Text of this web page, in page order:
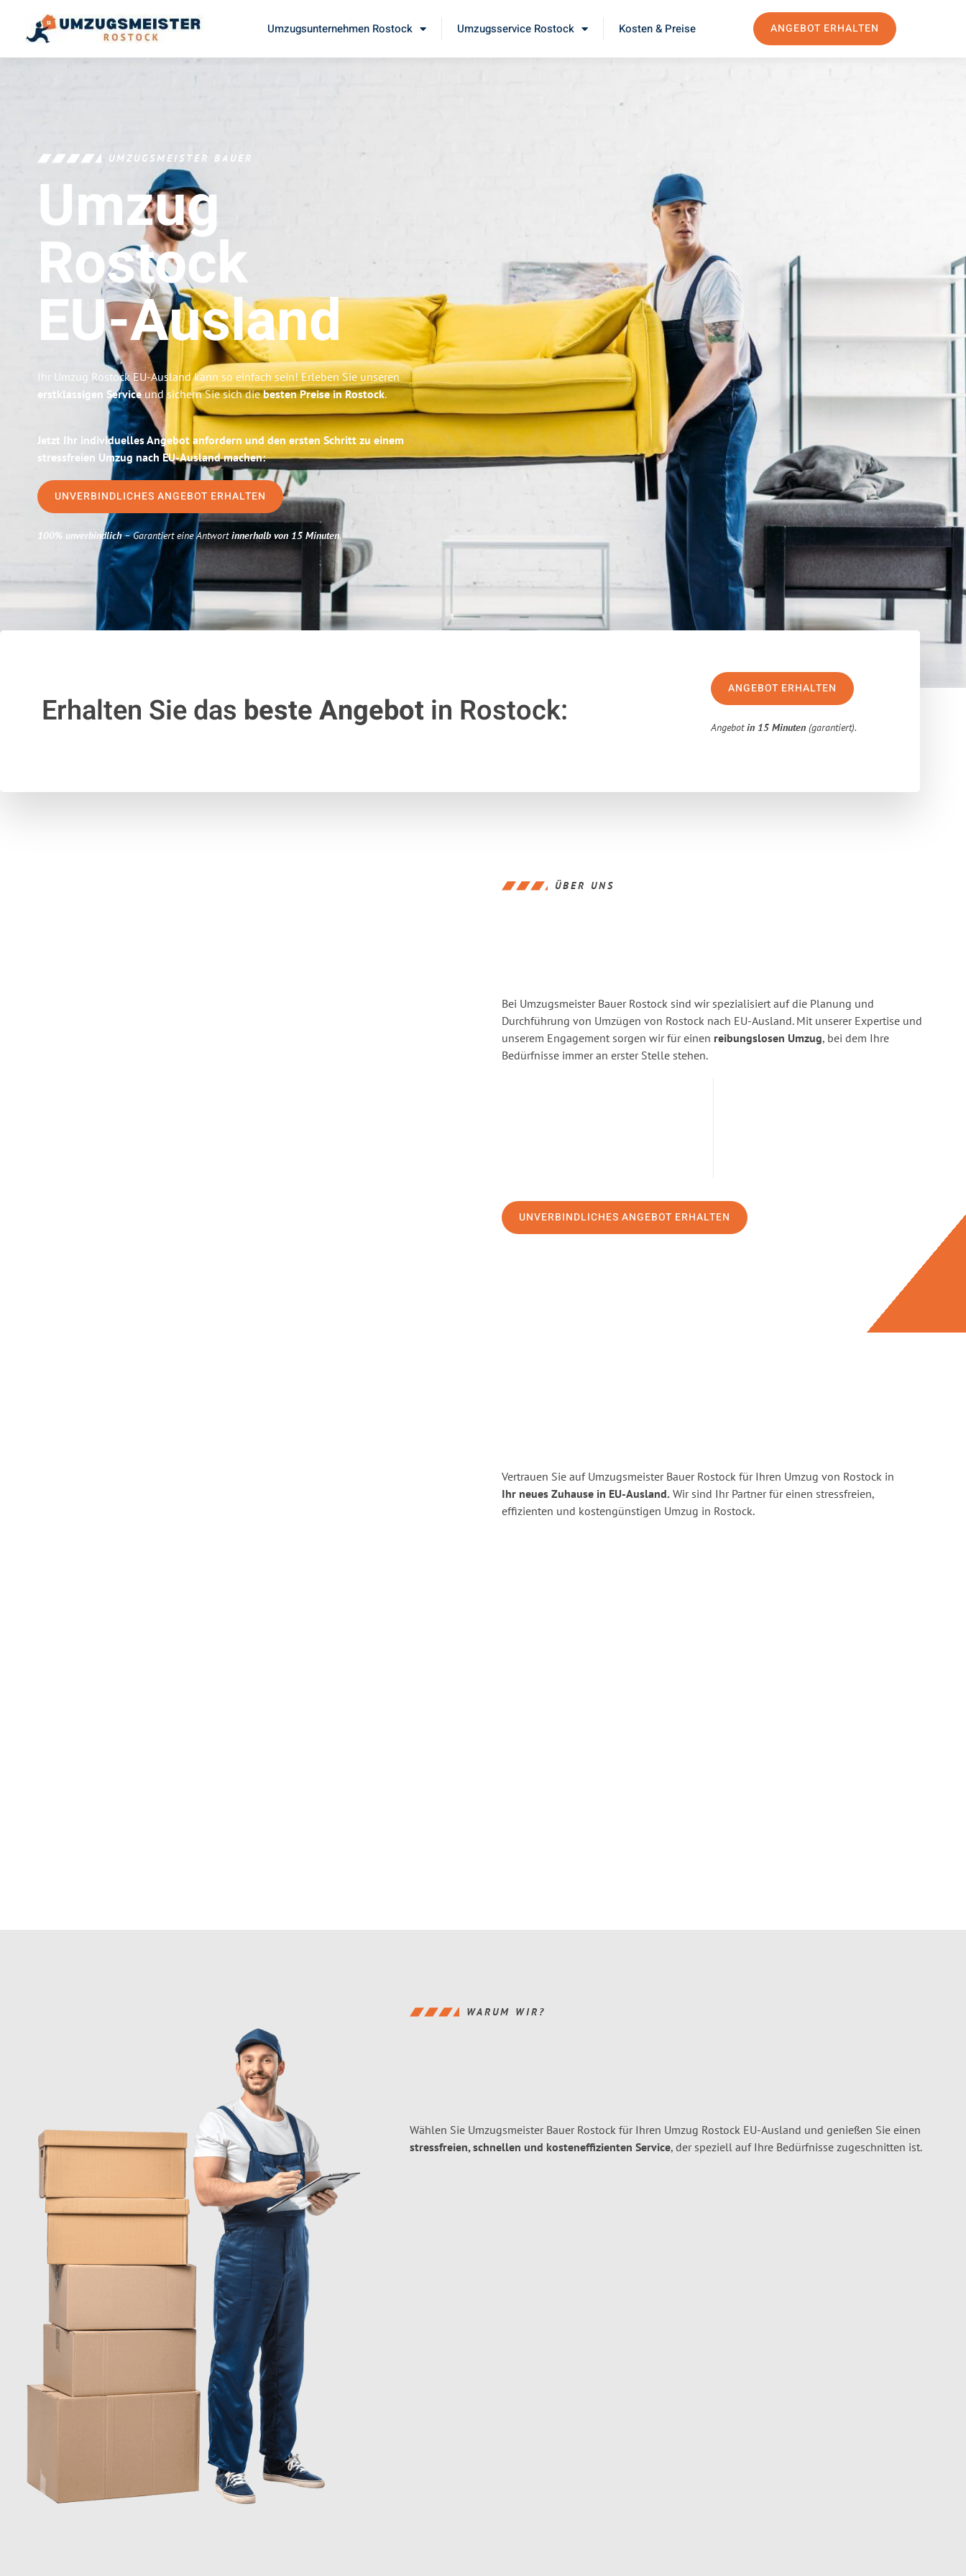
Umzugsunternehmen Rostock Umzugsservice Rostock Kosten & Preise ANGEBOT ERHALTEN
UMZUGSMEISTER BAUER
Umzug
Rostock
EU-Ausland
Ihr Umzug Rostock EU-Ausland kann so einfach sein! Erleben Sie unseren
erstklassigen Serviceund sichern Sie sich diebesten Preise in Rostock.
Jetzt Ihr individuelles Angebot anfordern und den ersten Schritt zu einem
stressfreien Umzug nach EU-Ausland machen:
UNVERBINDLICHES ANGEBOT ERHALTEN
100% unverbindlich– Garantiert eine Antwortinnerhalb von 15 Minuten.
Erhalten Sie das beste Angebotin Rostock:
ANGEBOT ERHALTEN
Angebotin 15 Minuten (garantiert).
ÜBER UNS
Bei Umzugsmeister Bauer Rostock sind wir spezialisiert auf die Planung und
Durchführung von Umzügen von Rostock nach EU-Ausland. Mit unserer Expertise und
unserem Engagement sorgen wir für einen reibungslosen Umzug, bei dem Ihre
Bedürfnisse immer an erster Stelle stehen.
UNVERBINDLICHES ANGEBOT ERHALTEN
Vertrauen Sie auf Umzugsmeister Bauer Rostock für Ihren Umzug von Rostock in
Ihr neues Zuhause in EU-Ausland. Wir sind Ihr Partner für einen stressfreien,
effizienten und kostengünstigen Umzug in Rostock.
WARUM WIR?
Wählen Sie Umzugsmeister Bauer Rostock für Ihren Umzug Rostock EU-Ausland und genießen Sie einen
stressfreien, schnellen und kosteneffizienten Service, der speziell auf Ihre Bedürfnisse zugeschnitten ist.